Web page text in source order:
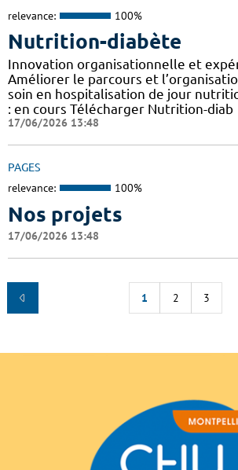
relevance: 100%
Nutrition-diabète
Innovation organisationnelle et
Améliorer le parcours et
soin en hospitalisation de jour
: en cours Télécharger Nutrition-diab
17/06/2026 13:48
PAGES
relevance: 100%
Nos projets
17/06/2026 13:48
1 2 3